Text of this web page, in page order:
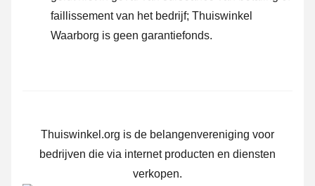
faillissement van het bedrijf; Thuiswinkel
Waarborg is geen garantiefonds.
Thuiswinkel.org is de belangenvereniging voor
bedrijven die via internet producten en diensten
verkopen.